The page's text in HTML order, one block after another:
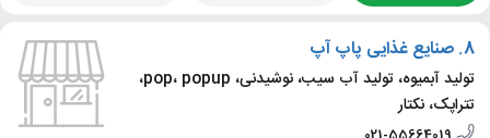
8. صنایع غذایی پاپ آپ
تولید آبمیوه، تولید آب سیب، نوشیدنی، pop، popup،
تتراپک، نکتار